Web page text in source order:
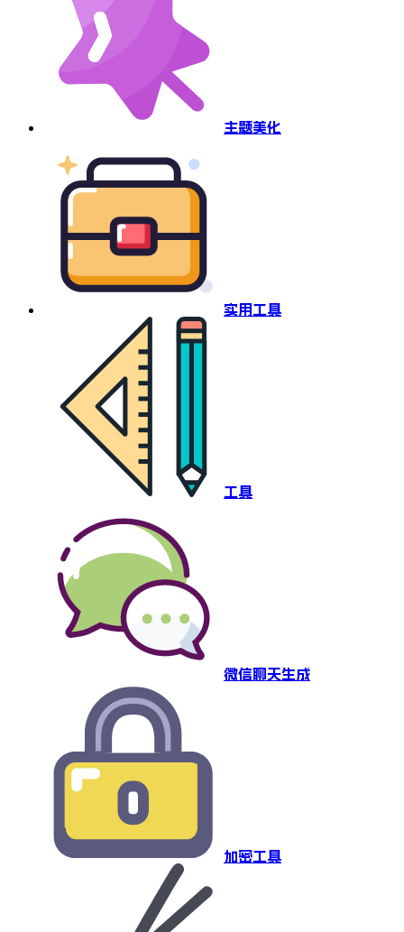
主题美化
实用工具
工具
微信聊天生成
加密工具